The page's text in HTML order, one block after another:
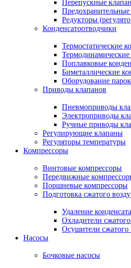
Перепускные
Редукторы
Конденсатоотводчики
Термостатические
Термодинамические
Поплавковые
Биметаллические
Оборудование
Приводы клапанов
Пневмоприводы
Электроприводы
Ручные приводы
Регулирующие клапаны
Регуляторы температуры
Компрессоры
Винтовые компрессоры
Передвижные
Поршневые компрессоры
Подготовка сжатого
Удаление
Охладители сжатого
Осушители сжатого
Насосы
Бочковые насосы